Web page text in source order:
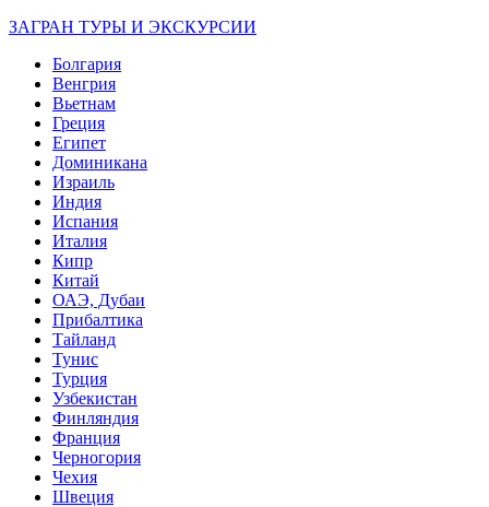
ЗАГРАН ТУРЫ И ЭКСКУРСИИ
Болгария
Венгрия
Вьетнам
Греция
Египет
Доминикана
Израиль
Индия
Испания
Италия
Кипр
Китай
ОАЭ, Дубаи
Прибалтика
Тайланд
Тунис
Турция
Узбекистан
Финляндия
Франция
Черногория
Чехия
Швеция